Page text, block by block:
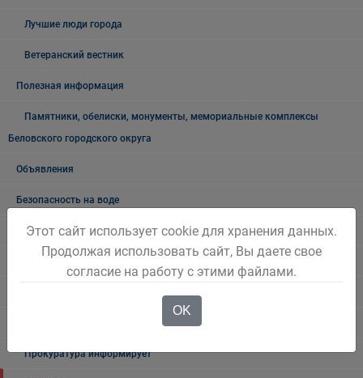
Лучшие люди города
Ветеранский вестник
Полезная информация
Памятники, обелиски, монументы, мемориальные комплексы
Беловского городского округа
Объявления
Безопасность на воде
Осторожно мошенники!
Государственные органы и службы информируют
Налоговая инспекция информирует
Прокуратура информирует
Этот сайт использует cookie для хранения данных.
Продолжая использовать сайт, Вы даете свое
согласие на работу с этими файлами.
OK